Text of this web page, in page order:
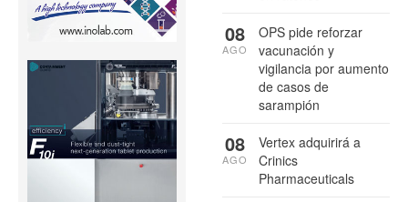
OPS pide reforzar
vacunación y
vigilancia por aumento
de casos de
sarampión
08
AGO
Vertex adquirirá a
Crinics
Pharmaceuticals
08
AGO